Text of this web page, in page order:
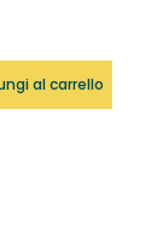
al carrello